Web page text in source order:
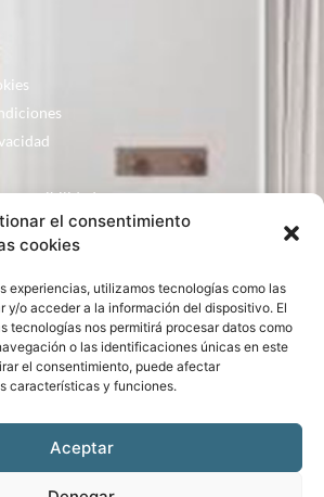
el consentimiento
cookies
experiencias, utilizamos tecnologías como las
y/o acceder a la información del dispositivo. El
tecnologías nos permitirá procesar datos como
o las identificaciones únicas en este
el consentimiento, puede afectar
características y funciones.
Aceptar
accesibilidad
Ejea de los Caballeros
44